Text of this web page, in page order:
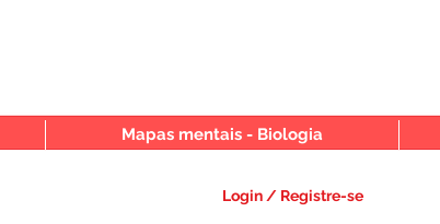
Mapas mentais - Biologia
Login / Registre-se